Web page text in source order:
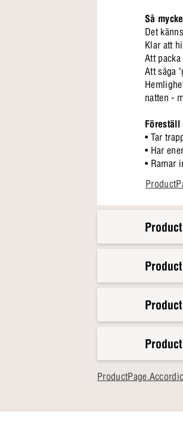
Så
Det
Klar att
Att
Att säga
natten -
Föreställ
• Tar
• Har
• Ramar
Allt som
Fördelat
Klar för